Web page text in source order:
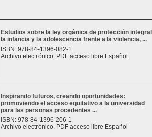
Estudios sobre la ley orgánica de protección
la infancia y la adolescencia frente a la violencia, ...
ISBN: 978-84-1396-082-1
Archivo electrónico. PDF acceso libre Español
Inspirando futuros, creando oportunidades:
promoviendo el acceso equitativo a la universidad
para las personas procedentes ...
ISBN: 978-84-1396-206-1
Archivo electrónico. PDF acceso libre Español